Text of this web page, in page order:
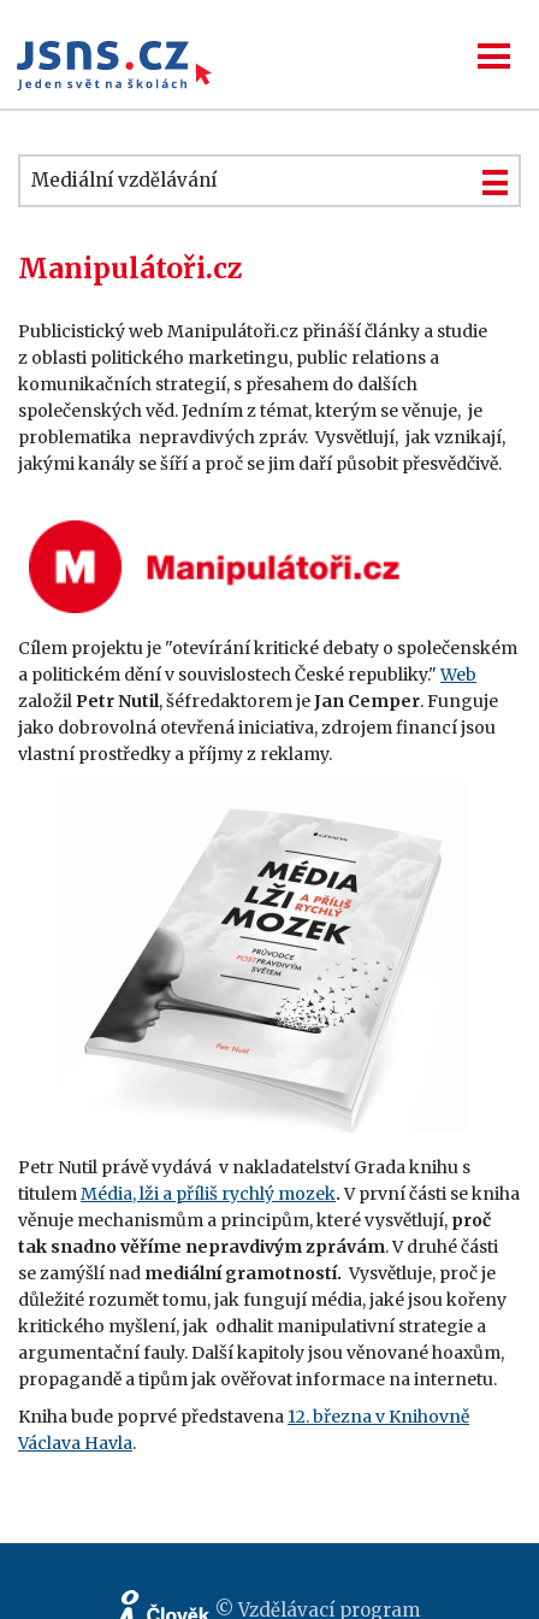
Mediální vzdělávání
Manipulátoři.cz
Publicistický web Manipulátoři.cz přináší články a studie
z oblasti politického marketingu, public relations a
komunikačních strategií, s přesahem do dalších
společenských věd. Jedním z témat, kterým se věnuje, je
problematika nepravdivých zpráv. Vysvětlují, jak vznikají,
jakými kanály se šíří a proč se jim daří působit přesvědčivě.
Cílem projektu je "otevírání kritické debaty o společenském
a politickém dění v souvislostech České republiky."Web
založil Petr Nutil, šéfredaktorem jeJan Cemper. Funguje
jako dobrovolná otevřená iniciativa, zdrojem financí jsou
vlastní prostředky a příjmy z reklamy.
Petr Nutil právě vydává v nakladatelství Grada knihu s
titulemMédia, lži a příliš rychlý mozek.V první části se kniha
věnuje mechanismům a principům, které vysvětlují, proč
tak snadno věříme nepravdivým zprávám. V druhé části
se zamýšlí nad mediální gramotností. Vysvětluje, proč je
důležité rozumět tomu, jak fungují média, jaké jsou kořeny
kritického myšlení, jak odhalit manipulativní strategie a
argumentační fauly. Další kapitoly jsou věnované hoaxům,
propagandě a tipům jak ověřovat informace na internetu.
Kniha bude poprvé představena 12. března v Knihovně
Václava Havla.
© Vzdělávací program